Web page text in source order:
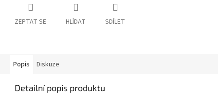
ZEPTAT SE HLÍDAT SDÍLET
Popis Diskuze
Detailní popis produktu